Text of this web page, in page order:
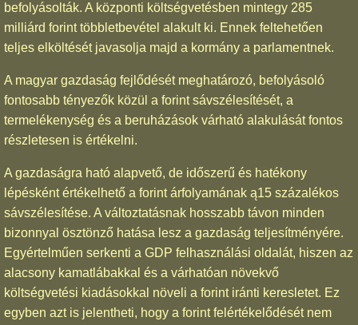
befolyásolták. A központi költségvetésben mintegy 285
milliárd forint többletbevétel alakult ki. Ennek feltehetően
teljes elköltését javasolja majd a kormány a parlamentnek.
A magyar gazdaság fejlődését meghatározó, befolyásoló
fontosabb tényezők közül a forint sávszélesítését, a
termelékenység és a beruházások várható alakulását fontos
részletesen is értékelni.
A gazdaságra ható alapvető, de időszerű és hatékony
lépésként értékelhető a forint árfolyamának ą15 százalékos
sávszélesítése. A változtatásnak hosszabb távon minden
bizonnyal ösztönző hatása lesz a gazdaság teljesítményére.
Egyértelműen serkenti a GDP felhasználási oldalát, hiszen az
alacsony kamatlábakkal és a várhatóan növekvő
költségvetési kiadásokkal növeli a forint iránti keresletet. Ez
egyben azt is jelentheti, hogy a forint felértékelődését nem